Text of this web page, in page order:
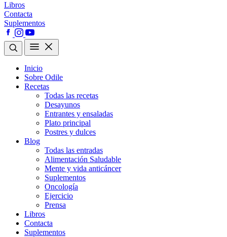
Libros
Contacta
Suplementos
Inicio
Sobre Odile
Recetas
Todas las recetas
Desayunos
Entrantes y ensaladas
Plato principal
Postres y dulces
Blog
Todas las entradas
Alimentación Saludable
Mente y vida anticáncer
Suplementos
Oncología
Ejercicio
Prensa
Libros
Contacta
Suplementos